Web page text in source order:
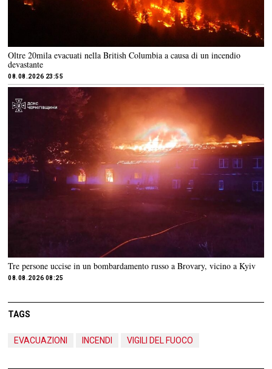
Oltre 20mila evacuati nella British Columbia a causa di un incendio
devastante
08.08.2026 23:55
Tre persone uccise in un bombardamento russo a Brovary, vicino a Kyiv
08.08.2026 08:25
TAGS
EVACUAZIONI INCENDI VIGILI DEL FUOCO